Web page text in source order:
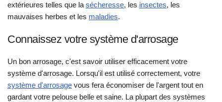
extérieures telles que la sécheresse, les insectes, les
mauvaises herbes et les maladies.
Connaissez votre système d'arrosage
Un bon arrosage, c'est savoir utiliser efficacement votre
système d'arrosage. Lorsqu'il est utilisé correctement, votre
système d'arrosage vous fera économiser de l'argent tout en
gardant votre pelouse belle et saine. La plupart des systèmes